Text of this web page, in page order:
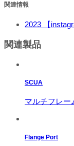
関連情報
2023 【
関連製品
SCUA
マルチフレー
Flange Port